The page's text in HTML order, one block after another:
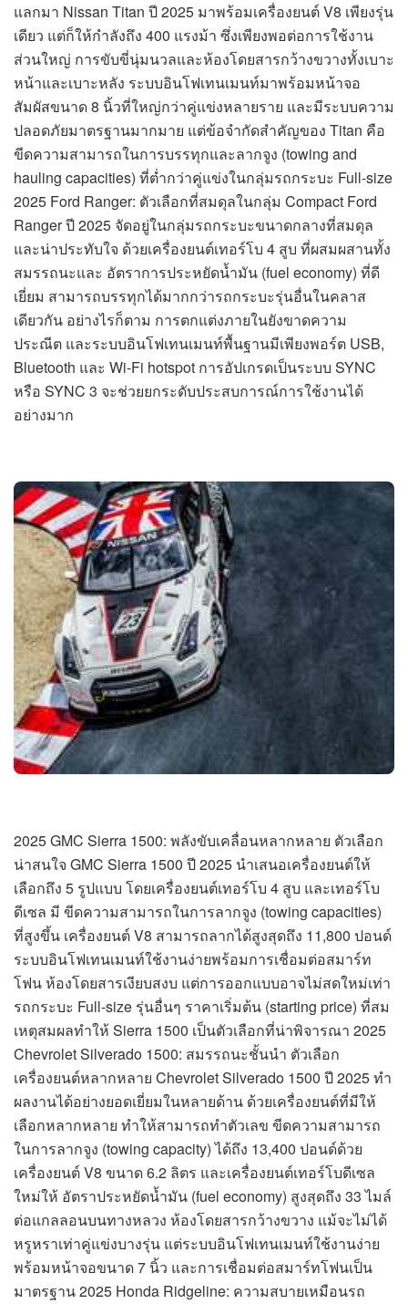
แลกมา Nissan Titan ปี 2025 มาพร้อมเครื่องยนต์ V8 เพียงรุ่น
เดียว แต่ก็ให้กำลังถึง 400 แรงม้า ซึ่งเพียงพอต่อการใช้งาน
ส่วนใหญ่ การขับขี่นุ่มนวลและห้องโดยสารกว้างขวางทั้งเบาะ
หน้าและเบาะหลัง ระบบอินโฟเทนเมนท์มาพร้อมหน้าจอ
สัมผัสขนาด 8 นิ้วที่ใหญ่กว่าคู่แข่งหลายราย และมีระบบความ
ปลอดภัยมาตรฐานมากมาย แต่ข้อจำกัดสำคัญของ Titan คือ
ขีดความสามารถในการบรรทุกและลากจูง (towing and
hauling capacities) ที่ต่ำกว่าคู่แข่งในกลุ่มรถกระบะ Full-size
2025 Ford Ranger: ตัวเลือกที่สมดุลในกลุ่ม Compact Ford
Ranger ปี 2025 จัดอยู่ในกลุ่มรถกระบะขนาดกลางที่สมดุล
และน่าประทับใจ ด้วยเครื่องยนต์เทอร์โบ 4 สูบ ที่ผสมผสานทั้ง
สมรรถนะและ อัตราการประหยัดน้ำมัน (fuel economy) ที่ดี
เยี่ยม สามารถบรรทุกได้มากกว่ารถกระบะรุ่นอื่นในคลาส
เดียวกัน อย่างไรก็ตาม การตกแต่งภายในยังขาดความ
ประณีต และระบบอินโฟเทนเมนท์พื้นฐานมีเพียงพอร์ต USB,
Bluetooth และ Wi-Fi hotspot การอัปเกรดเป็นระบบ SYNC
หรือ SYNC 3 จะช่วยยกระดับประสบการณ์การใช้งานได้
อย่างมาก
2025 GMC Sierra 1500: พลังขับเคลื่อนหลากหลาย ตัวเลือก
น่าสนใจ GMC Sierra 1500 ปี 2025 นำเสนอเครื่องยนต์ให้
เลือกถึง 5 รูปแบบ โดยเครื่องยนต์เทอร์โบ 4 สูบ และเทอร์โบ
ดีเซล มี ขีดความสามารถในการลากจูง (towing capacities)
ที่สูงขึ้น เครื่องยนต์ V8 สามารถลากได้สูงสุดถึง 11,800 ปอนด์
ระบบอินโฟเทนเมนท์ใช้งานง่ายพร้อมการเชื่อมต่อสมาร์ท
โฟน ห้องโดยสารเงียบสงบ แต่การออกแบบอาจไม่สดใหม่เท่า
รถกระบะ Full-size รุ่นอื่นๆ ราคาเริ่มต้น (starting price) ที่สม
เหตุสมผลทำให้ Sierra 1500 เป็นตัวเลือกที่น่าพิจารณา 2025
Chevrolet Silverado 1500: สมรรถนะชั้นนำ ตัวเลือก
เครื่องยนต์หลากหลาย Chevrolet Silverado 1500 ปี 2025 ทำ
ผลงานได้อย่างยอดเยี่ยมในหลายด้าน ด้วยเครื่องยนต์ที่มีให้
เลือกหลากหลาย ทำให้สามารถทำตัวเลข ขีดความสามารถ
ในการลากจูง (towing capacity) ได้ถึง 13,400 ปอนด์ด้วย
เครื่องยนต์ V8 ขนาด 6.2 ลิตร และเครื่องยนต์เทอร์โบดีเซล
ใหม่ให้ อัตราประหยัดน้ำมัน (fuel economy) สูงสุดถึง 33 ไมล์
ต่อแกลลอนบนทางหลวง ห้องโดยสารกว้างขวาง แม้จะไม่ได้
หรูหราเท่าคู่แข่งบางรุ่น แต่ระบบอินโฟเทนเมนท์ใช้งานง่าย
พร้อมหน้าจอขนาด 7 นิ้ว และการเชื่อมต่อสมาร์ทโฟนเป็น
มาตรฐาน 2025 Honda Ridgeline: ความสบายเหมือนรถ